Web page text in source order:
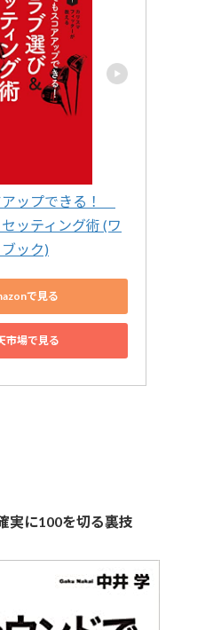
アップできる！
ッティング術 (ワ
ック)
で見る
市場で見る
実に100を切る裏技